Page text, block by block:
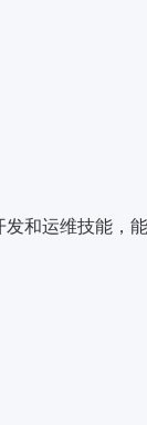
发和运维技能，